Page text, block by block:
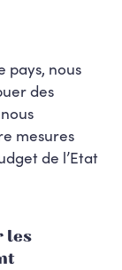
pays, nous
des
mesures
de l’Etat
les